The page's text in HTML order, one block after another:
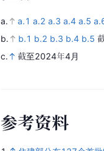
a. a.1 a.2 a.3 a.4 a.5
b.
b.1 b.2 b.3 b.4 b.5
c.
截至2024年4月
参考资料